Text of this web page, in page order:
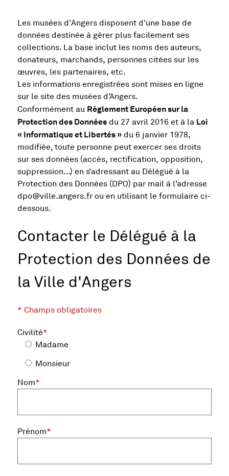
Les musées d'Angers disposent d'une base de
données destinée à gérer plus facilement ses
collections. La base inclut les noms des auteurs,
donateurs, marchands, personnes citées sur les
œuvres, les partenaires, etc.
Les informations enregistrées sont mises en ligne
sur le site des musées d’Angers.
Conformément au Règlement Européen sur la
Protection des Donnéesdu 27 avril 2016 et à la Loi
« Informatique et Libertés »du 6 janvier 1978,
modifiée, toute personne peut exercer ses droits
sur ses données (accès, rectification, opposition,
suppression...) en s’adressant au Délégué à la
Protection des Données (DPO) par mail à l’adresse
dpo@ville.angers.fr ou en utilisant le formulaire ci-
dessous.
Contacter le Délégué à la
Protection des Données de
la Ville d'Angers
* Champs obligatoires
Pour des raisons de sécurité, ce formulaire contient
Civilité*
Madame
Monsieur
Nom*, champ obligatoire
Prénom*, champ obligatoire